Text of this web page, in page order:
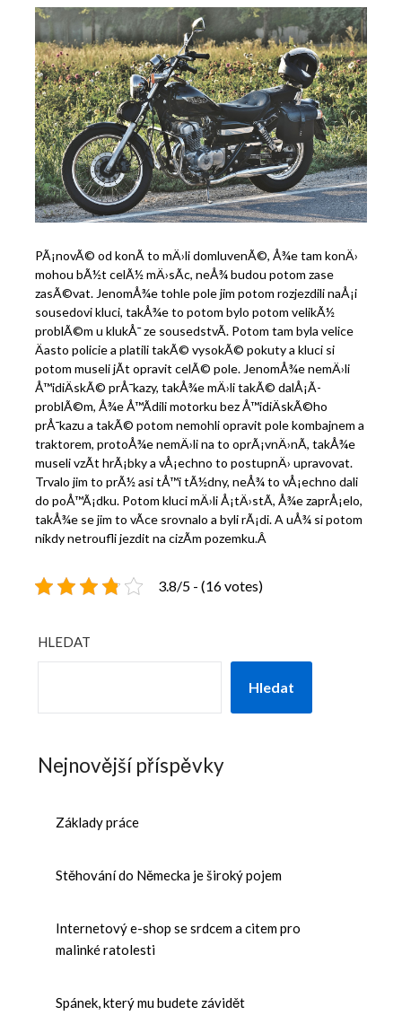
PÃ¡novÃ© od konÃ­ to mÄ›li domluvenÃ©, Å¾e tam konÄ›
mohou bÃ½t celÃ½ mÄ›sÃ­c, neÅ¾ budou potom zase
zasÃ©vat. JenomÅ¾e tohle pole jim potom rozjezdili naÅ¡i
sousedovi kluci, takÅ¾e to potom bylo potom velikÃ½
problÃ©m u klukÅ¯ ze sousedstvÃ­. Potom tam byla velice
Äasto policie a platili takÃ© vysokÃ© pokuty a kluci si
potom museli jÃ­t opravit celÃ© pole. JenomÅ¾e nemÄ›li
Å™idiÄskÃ© prÅ¯kazy, takÅ¾e mÄ›li takÃ© dalÅ¡Ã­
problÃ©m, Å¾e Å™Ã­dili motorku bez Å™idiÄskÃ©ho
prÅ¯kazu a takÃ© potom nemohli opravit pole kombajnem a
traktorem, protoÅ¾e nemÄ›li na to oprÃ¡vnÄ›nÃ­, takÅ¾e
museli vzÃ­t hrÃ¡bky a vÅ¡echno to postupnÄ› upravovat.
Trvalo jim to prÃ½ asi tÅ™i tÃ½dny, neÅ¾ to vÅ¡echno dali
do poÅ™Ã¡dku. Potom kluci mÄ›li Å¡tÄ›stÃ­, Å¾e zaprÅ¡elo,
takÅ¾e se jim to vÃ­ce srovnalo a byli rÃ¡di. A uÅ¾ si potom
nikdy netroufli jezdit na cizÃ­m pozemku.Â
3.8/5 - (16 votes)
HLEDAT
Hledat
Nejnovější příspěvky
Základy práce
Stěhování do Německa je široký pojem
Internetový e-shop se srdcem a citem pro
malinké ratolesti
Spánek, který mu budete závidět